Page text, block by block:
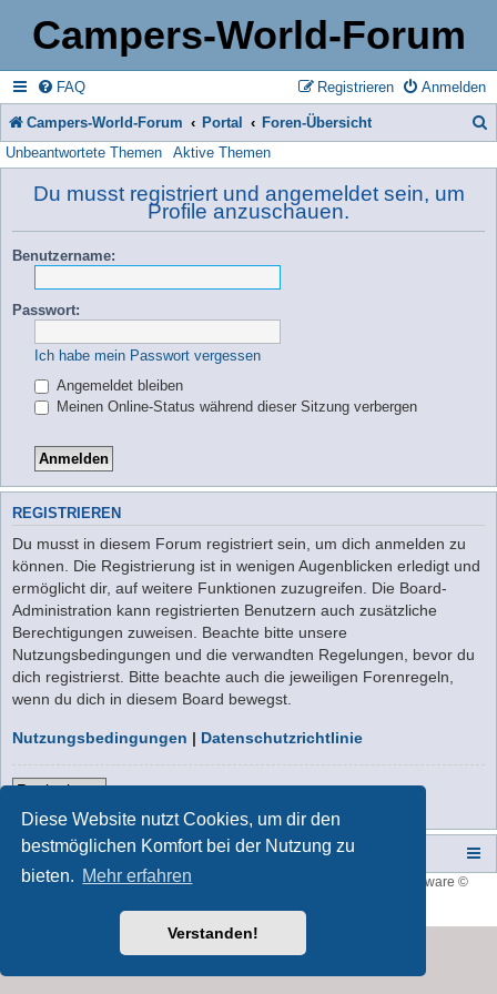
Diese Website nutzt Cookies, um dir den
bestmöglichen Komfort bei der Nutzung zu
bieten. Mehr erfahren
Verstanden!
Campers-World-Forum
FAQ Anmelden
Registrieren
Campers-World-Forum Portal Foren-Übersicht
Unbeantwortete Themen Aktive Themen
Du musst registriert und angemeldet sein, um
Profile anzuschauen.
Benutzername:
Passwort:
Ich habe mein Passwort vergessen
Angemeldet bleiben
Meinen Online-Status während dieser Sitzung verbergen
REGISTRIEREN
Du musst in diesem Forum registriert sein, um dich anmelden zu
können. Die Registrierung ist in wenigen Augenblicken erledigt und
ermöglicht dir, auf weitere Funktionen zuzugreifen. Die Board-
Administration kann registrierten Benutzern auch zusätzliche
Berechtigungen zuweisen. Beachte bitte unsere
Nutzungsbedingungen und die verwandten Regelungen, bevor du
dich registrierst. Bitte beachte auch die jeweiligen Forenregeln,
wenn du dich in diesem Board bewegst.
Nutzungsbedingungen | Datenschutzrichtlinie
Registrieren
Campers-World-Forum Portal Foren-Übersicht
Style developer byforum tricolor
® Forum Software ©
Deutsche Übersetzung durch